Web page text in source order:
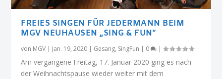
FREIES SINGEN FÜR JEDERMANN BEIM
MGV NEUHAUSEN „SING & FUN“
von MGV | Jan. 19, 2020 | Gesang, SingFun | 0 |
Am vergangene Freitag, 17. Januar 2020 ging es nach
der Weihnachtspause wieder weiter mit dem